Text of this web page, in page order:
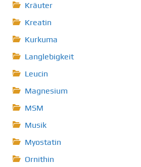
Kräuter
Kreatin
Kurkuma
Langlebigkeit
Leucin
Magnesium
MSM
Musik
Myostatin
Ornithin